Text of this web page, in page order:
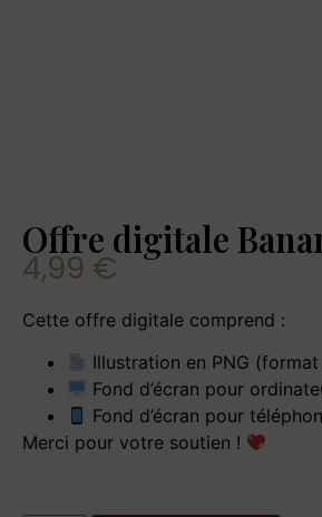
Offre digitale
4,99 €
Cette offre digitale comprend :
Illustration en PNG (format
Fond d’écran pour
Fond d’écran pour
Merci pour votre soutien !